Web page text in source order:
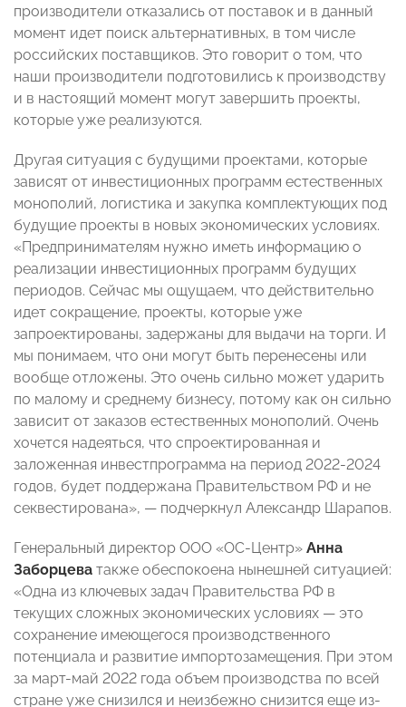
производители отказались от поставок и в данный
момент идет поиск альтернативных, в том числе
российских поставщиков. Это говорит о том, что
наши производители подготовились к производству
и в настоящий момент могут завершить проекты,
которые уже реализуются.
Другая ситуация с будущими проектами, которые
зависят от инвестиционных программ естественных
монополий, логистика и закупка комплектующих под
будущие проекты в новых экономических условиях.
«Предпринимателям нужно иметь информацию о
реализации инвестиционных программ будущих
периодов. Сейчас мы ощущаем, что действительно
идет сокращение, проекты, которые уже
запроектированы, задержаны для выдачи на торги. И
мы понимаем, что они могут быть перенесены или
вообще отложены. Это очень сильно может ударить
по малому и среднему бизнесу, потому как он сильно
зависит от заказов естественных монополий. Очень
хочется надеяться, что спроектированная и
заложенная инвестпрограмма на период 2022-2024
годов, будет поддержана Правительством РФ и не
секвестирована», — подчеркнул Александр Шарапов.
Генеральный директор ООО «ОС-Центр» Анна
Заборцева также обеспокоена нынешней ситуацией:
«Одна из ключевых задач Правительства РФ в
текущих сложных экономических условиях — это
сохранение имеющегося производственного
потенциала и развитие импортозамещения. При этом
за март-май 2022 года объем производства по всей
стране уже снизился и неизбежно снизится еще из-